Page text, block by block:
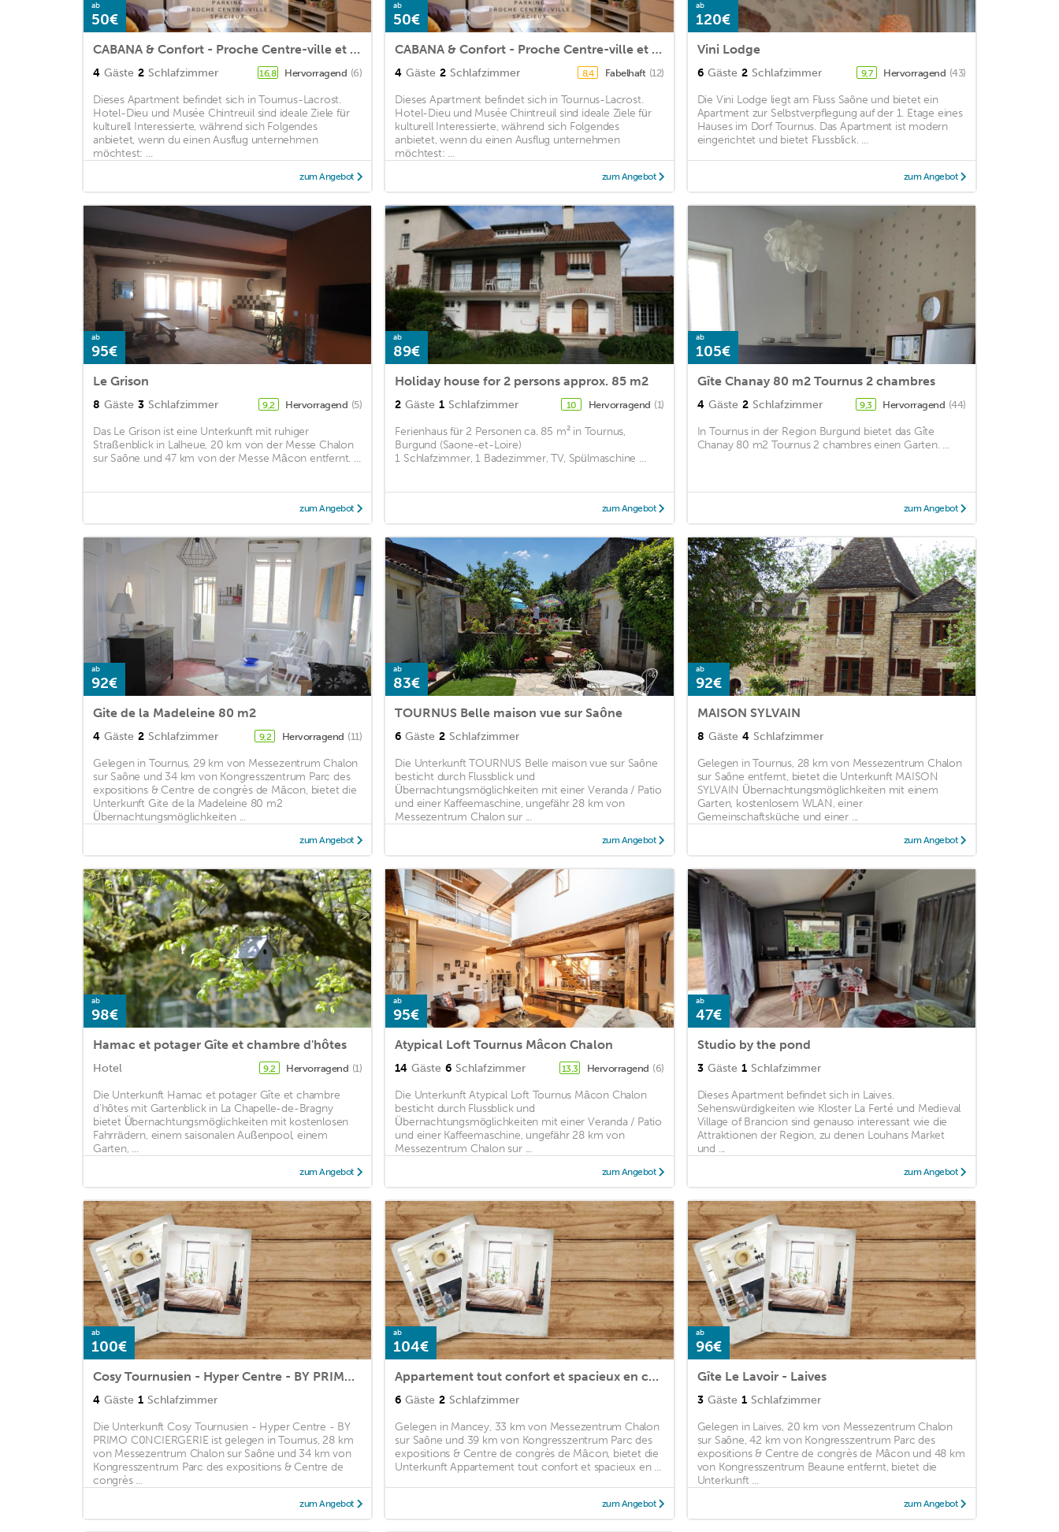
ab
50€
CABANA & Confort - Proche Centre-ville et Parking
4 Gäste 2 Schlafzimmer 16,8 Hervorragend (6)
Dieses Apartment befindet sich in Tournus-Lacrost.
Hotel-Dieu und Musée Chintreuil sind ideale Ziele für
kulturell Interessierte, während sich Folgendes
anbietet, wenn du einen Ausflug unternehmen
möchtest: ...
zum Angebot
ab
50€
CABANA & Confort - Proche Centre-ville et Parking
4 Gäste 2 Schlafzimmer 8,4 Fabelhaft (12)
Dieses Apartment befindet sich in Tournus-Lacrost.
Hotel-Dieu und Musée Chintreuil sind ideale Ziele für
kulturell Interessierte, während sich Folgendes
anbietet, wenn du einen Ausflug unternehmen
möchtest: ...
zum Angebot
ab
120€
Vini Lodge
6 Gäste 2 Schlafzimmer 9,7 Hervorragend (43)
Die Vini Lodge liegt am Fluss Saône und bietet ein
Apartment zur Selbstverpflegung auf der 1. Etage eines
Hauses im Dorf Tournus. Das Apartment ist modern
eingerichtet und bietet Flussblick. ...
zum Angebot
ab
95€
Le Grison
8 Gäste 3 Schlafzimmer 9,2 Hervorragend (5)
Das Le Grison ist eine Unterkunft mit ruhiger
Straßenblick in Lalheue, 20 km von der Messe Chalon
sur Saône und 47 km von der Messe Mâcon entfernt. ...
zum Angebot
ab
89€
Holiday house for 2 persons approx. 85 m2
2 Gäste 1 Schlafzimmer 10 Hervorragend (1)
Ferienhaus für 2 Personen ca. 85 m² in Tournus,
Burgund (Saone-et-Loire)
1 Schlafzimmer, 1 Badezimmer, TV, Spülmaschine ...
zum Angebot
ab
105€
Gîte Chanay 80 m2 Tournus 2 chambres
4 Gäste 2 Schlafzimmer 9,3 Hervorragend (44)
In Tournus in der Region Burgund bietet das Gîte
Chanay 80 m2 Tournus 2 chambres einen Garten. ...
zum Angebot
ab
92€
Gite de la Madeleine 80 m2
4 Gäste 2 Schlafzimmer 9,2 Hervorragend (11)
Gelegen in Tournus, 29 km von Messezentrum Chalon
sur Saône und 34 km von Kongresszentrum Parc des
expositions & Centre de congrès de Mâcon, bietet die
Unterkunft Gite de la Madeleine 80 m2
Übernachtungsmöglichkeiten ...
zum Angebot
ab
83€
TOURNUS Belle maison vue sur Saône
6 Gäste 2 Schlafzimmer
Die Unterkunft TOURNUS Belle maison vue sur Saône
besticht durch Flussblick und
Übernachtungsmöglichkeiten mit einer Veranda / Patio
und einer Kaffeemaschine, ungefähr 28 km von
Messezentrum Chalon sur ...
zum Angebot
ab
92€
MAISON SYLVAIN
8 Gäste 4 Schlafzimmer
Gelegen in Tournus, 28 km von Messezentrum Chalon
sur Saône entfernt, bietet die Unterkunft MAISON
SYLVAIN Übernachtungsmöglichkeiten mit einem
Garten, kostenlosem WLAN, einer
Gemeinschaftsküche und einer ...
zum Angebot
ab
98€
Hamac et potager Gîte et chambre d'hôtes
Hotel 9,2 Hervorragend (1)
Die Unterkunft Hamac et potager Gîte et chambre
d'hôtes mit Gartenblick in La Chapelle-de-Bragny
bietet Übernachtungsmöglichkeiten mit kostenlosen
Fahrrädern, einem saisonalen Außenpool, einem
Garten, ...
zum Angebot
ab
95€
Atypical Loft Tournus Mâcon Chalon
14 Gäste 6 Schlafzimmer 13,3 Hervorragend (6)
Die Unterkunft Atypical Loft Tournus Mâcon Chalon
besticht durch Flussblick und
Übernachtungsmöglichkeiten mit einer Veranda / Patio
und einer Kaffeemaschine, ungefähr 28 km von
Messezentrum Chalon sur ...
zum Angebot
ab
47€
Studio by the pond
3 Gäste 1 Schlafzimmer
Dieses Apartment befindet sich in Laives.
Sehenswürdigkeiten wie Kloster La Ferté und Medieval
Village of Brancion sind genauso interessant wie die
Attraktionen der Region, zu denen Louhans Market
und ...
zum Angebot
ab
100€
Cosy Tournusien - Hyper Centre - BY PRIMO C0NCIERGERIE
4 Gäste 1 Schlafzimmer
Die Unterkunft Cosy Tournusien - Hyper Centre - BY
PRIMO C0NCIERGERIE ist gelegen in Tournus, 28 km
von Messezentrum Chalon sur Saône und 34 km von
Kongresszentrum Parc des expositions & Centre de
congrès ...
zum Angebot
ab
104€
Appartement tout confort et spacieux en campagne bourguignonne
6 Gäste 2 Schlafzimmer
Gelegen in Mancey, 33 km von Messezentrum Chalon
sur Saône und 39 km von Kongresszentrum Parc des
expositions & Centre de congrès de Mâcon, bietet die
Unterkunft Appartement tout confort et spacieux en ...
zum Angebot
ab
96€
Gîte Le Lavoir - Laives
3 Gäste 1 Schlafzimmer
Gelegen in Laives, 20 km von Messezentrum Chalon
sur Saône, 42 km von Kongresszentrum Parc des
expositions & Centre de congrès de Mâcon und 48 km
von Kongresszentrum Beaune entfernt, bietet die
Unterkunft ...
zum Angebot